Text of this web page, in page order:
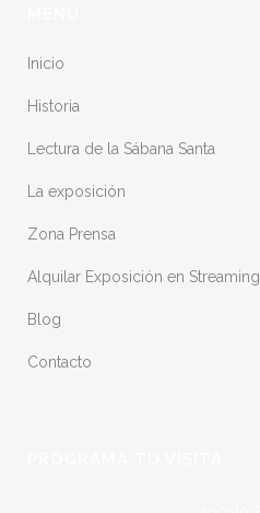
Inicio
Historia
Lectura de la Sábana Santa
La exposición
Zona Prensa
Alquilar Exposición en Streaming
Blog
Contacto